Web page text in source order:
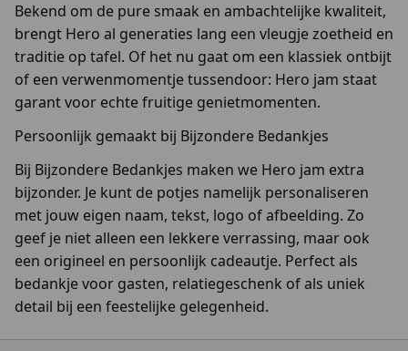
Bekend om de pure smaak en ambachtelijke kwaliteit,
brengt Hero al generaties lang een vleugje zoetheid en
traditie op tafel. Of het nu gaat om een klassiek ontbijt
of een verwenmomentje tussendoor: Hero jam staat
garant voor echte fruitige genietmomenten.
Persoonlijk gemaakt bij Bijzondere Bedankjes
Bij Bijzondere Bedankjes maken we Hero jam extra
bijzonder. Je kunt de potjes namelijk personaliseren
met jouw eigen naam, tekst, logo of afbeelding. Zo
geef je niet alleen een lekkere verrassing, maar ook
een origineel en persoonlijk cadeautje. Perfect als
bedankje voor gasten, relatiegeschenk of als uniek
detail bij een feestelijke gelegenheid.